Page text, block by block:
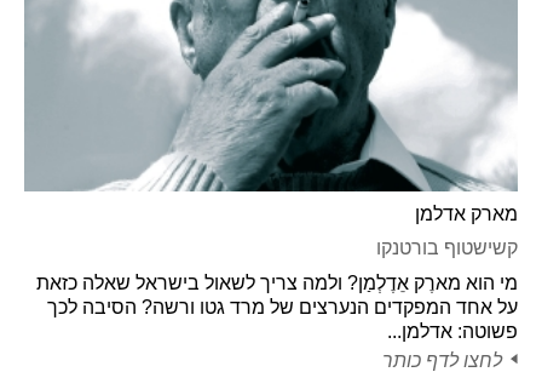
מארק אדלמן
קשישטוף בורטנקו
מי הוא מארֶק אֵדֶלְמַן? ולמה צריך לשאול בישראל שאלה כזאת
על אחד המפקדים הנערצים של מרד גטו ורשה? הסיבה לכך
פשוטה: אדלמן...
לחצו לדף כותר